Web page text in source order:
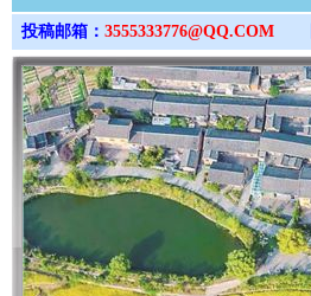
投稿邮箱： 3555333776@QQ.COM